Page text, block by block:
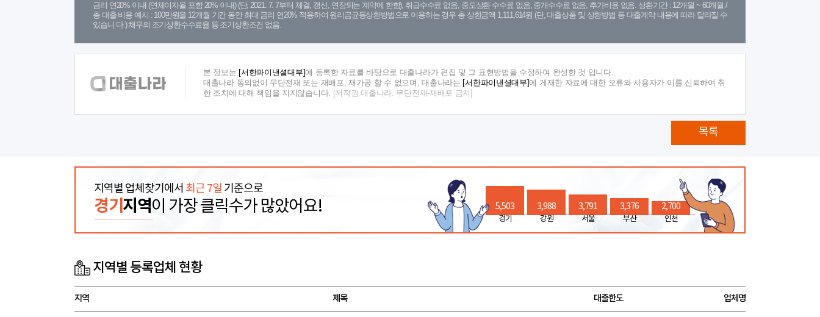
금리 연20% 이내 (연체이자율 포함 20% 이내) (단, 2021. 7. 7부터 체결, 갱신, 연장되는 계약에 한함), 취급수수료 없음, 중도상환 수수료 없음, 중개수수료 없음, 추가비용 없음. 상환기간 : 12개월 ~ 60개월 /
총 대출 비용 예시 : 100만원을 12개월 기간 동안 최대 금리 연20% 적용하여 원리금균등상환방법으로 이용하는 경우 총 상환금액 1,111,614원 (단, 대출상품 및 상환방법 등 대출계약 내용에 따라 달라질 수
있습니 다.) 채무의 조기상환수수료율 등 조기상환조건 없음.
본 정보는 [서한파이낸셜대부]에 등록한 자료를 바탕으로 대출나라가 편집 및 그 표현방법을 수정하여 완성한 것 입니다.
대출나라 동의없이 무단전재 또는 재배포, 재가공 할 수 없으며, 대출나라는 [서한파이낸셜대부]에 게재한 자료에 대한 오류와 사용자가 이를 신뢰하여 취
한 조치에 대해 책임을 지지않습니다.
[저작권 대출나라. 무단전재-재배포 금지]
목록
지역별 업체찾기에서 최근 7일 기준으로
경기 지역이 가장 클릭수가 많았어요! 5,503
경기
3,988
강원
3,791
서울
3,376
부산
2,700
인천
지역별 등록업체 현황
지역 제목 대출한도 업체명